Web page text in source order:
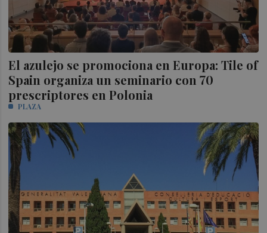
El azulejo se promociona en Europa: Tile of
Spain organiza un seminario con 70
prescriptores en Polonia
PLAZA